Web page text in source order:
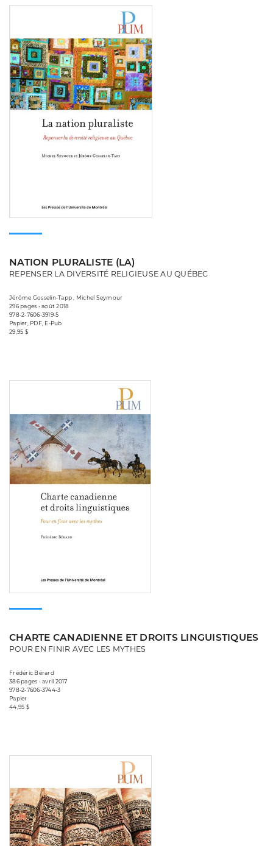
NATION PLURALISTE (LA)
REPENSER LA DIVERSITÉ RELIGIEUSE AU QUÉBEC
Jérôme Gosselin-Tapp , Michel Seymour
296 pages • août 2018
978-2-7606-3919-5
Papier, PDF, E-Pub
29,95 $
CHARTE CANADIENNE ET DROITS LINGUISTIQUES
POUR EN FINIR AVEC LES MYTHES
Frédéric Bérard
386 pages • avril 2017
978-2-7606-3744-3
Papier
44,95 $